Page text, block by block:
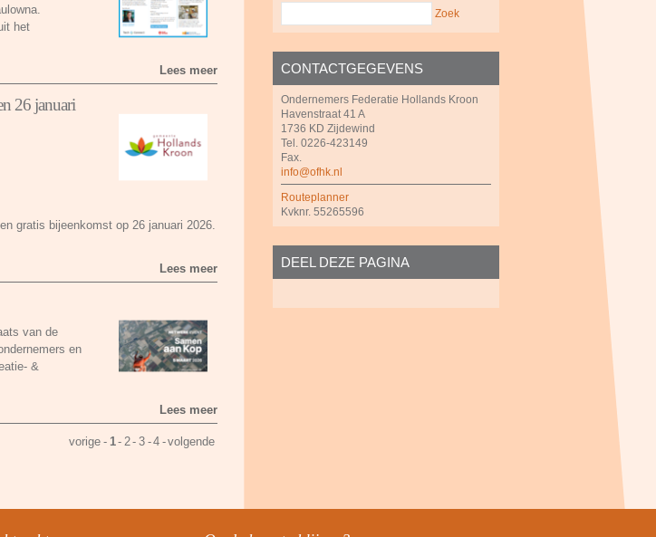
het
Lees meer
26 januari
gratis bijeenkomst op 26 januari 2026.
Lees meer
van de
en
&
Lees meer
vorige - 1- 2- 3 -4 -volgende
Zoek
CONTACTGEGEVENS
Ondernemers Federatie Hollands Kroon
Havenstraat 41 A
1736 KD Zijdewind
Tel. 0226-423149
Fax.
info@ofhk.nl
Routeplanner
Kvknr. 55265596
DEEL DEZE PAGINA